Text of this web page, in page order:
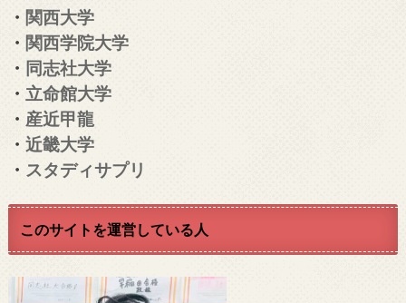
・ 関西大学
・ 関西学院大学
・ 同志社大学
・ 立命館大学
・ 産近甲龍
・ 近畿大学
・ スタディサプリ
このサイトを運営している人